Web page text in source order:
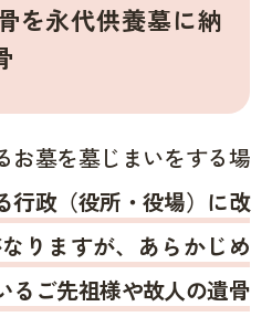
を永代供養墓に納
お墓を墓じまいをする場
行政（役所・役場）に改
りますが、あらかじめ
るご先祖様や故人の遺骨